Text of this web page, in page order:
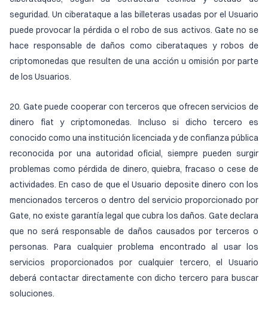
seguridad. Un ciberataque a las billeteras usadas por el Usuario
puede provocar la pérdida o el robo de sus activos. Gate no se
hace responsable de daños como ciberataques y robos de
criptomonedas que resulten de una acción u omisión por parte
de los Usuarios.
20. Gate puede cooperar con terceros que ofrecen servicios de
dinero fiat y criptomonedas. Incluso si dicho tercero es
conocido como una institución licenciada y de confianza pública
reconocida por una autoridad oficial, siempre pueden surgir
problemas como pérdida de dinero, quiebra, fracaso o cese de
actividades. En caso de que el Usuario deposite dinero con los
mencionados terceros o dentro del servicio proporcionado por
Gate, no existe garantía legal que cubra los daños. Gate declara
que no será responsable de daños causados por terceros o
personas. Para cualquier problema encontrado al usar los
servicios proporcionados por cualquier tercero, el Usuario
deberá contactar directamente con dicho tercero para buscar
soluciones.